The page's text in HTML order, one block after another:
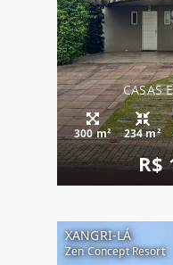
CASAS
300 m² 234 m²
R$
XANGRI-LÁ
Zen Concept Resort